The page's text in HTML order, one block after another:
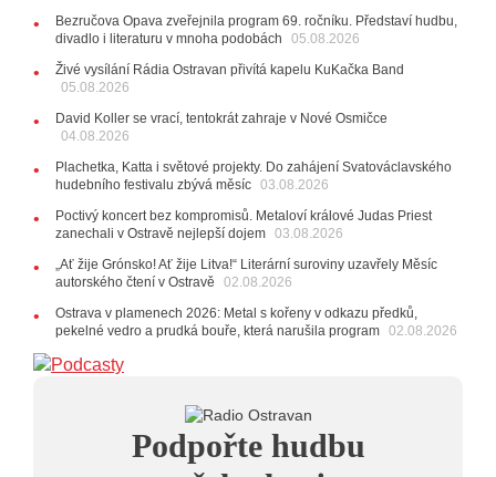
jen několik desítek posledních vstupenek
27.07.2026
20:44
10:06
Ladná Čeladná nabídne Olympic, Langerovou i
Kirschner, návštěvníci nově zaplatí už jen pomocí čipů
24.07.2026
Zpěvačka Tanja vydala nové EP Plamen
22.07.2026
roku jsme upgradovali naši show
AUDIO
20:09
Na Novou Osmičku míří Bára Zmeková Trio.
Výrazná osobnost české alternativní scény zahraje ve
Frýdku-Místku
herec Dušan Urban
20.07.2026
Štěrkovna Open Music: Klubová scéna na festivalu
Bezručova Opava zveřejnila program 69. ročníku. Představí hudbu,
divadlo i literaturu v mnoha podobách
05.08.2026
Živé vysílání Rádia Ostravan přivítá kapelu KuKačka Band
05.08.2026
David Koller se vrací, tentokrát zahraje v Nové Osmičce
04.08.2026
Plachetka, Katta i světové projekty. Do zahájení Svatováclavského
hudebního festivalu zbývá měsíc 03.08.2026
Poctivý koncert bez kompromisů. Metaloví králové Judas Priest
zanechali v Ostravě nejlepší dojem 03.08.2026
„Ať žije Grónsko! Ať žije Litva!“ Literární suroviny uzavřely Měsíc
autorského čtení v Ostravě
02.08.2026
Ostrava v plamenech 2026: Metal s kořeny v odkazu předků,
pekelné vedro a prudká bouře, která narušila program 02.08.2026
Podpořte hudbu